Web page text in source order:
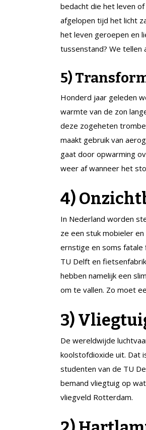
bedacht die het leven
afgelopen tijd het licht
het leven geroepen en
tussenstand? We
5)
Honderd jaar geleden
warmte van de zon
deze zogeheten
maakt gebruik van
gaat door opwarming
weer af wanneer het
4)
In Nederland worden
ze een stuk mobieler
ernstige en soms fatale
TU Delft en
hebben namelijk een
om te vallen. Zo moet
3)
De wereldwijde
koolstofdioxide uit. Dat
studenten van de TU
bemand vliegtuig op
vliegveld Rotterdam.